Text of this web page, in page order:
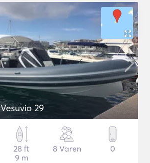
Italiamarine Vesuvio 29
28 ft
9 m
8 Varen 0